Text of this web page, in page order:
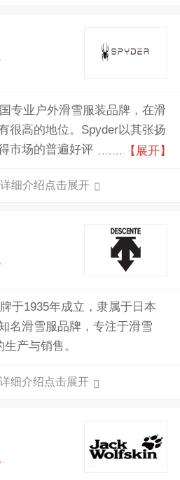
专业户外滑雪服装品牌，在滑
很高的地位。Spyder以其张扬
市场的普遍好评，是爱好户外
【展开】
细介绍点击展开
于1935年成立，隶属于日本
名滑雪服品牌，专注于滑雪
产与销售。
细介绍点击展开